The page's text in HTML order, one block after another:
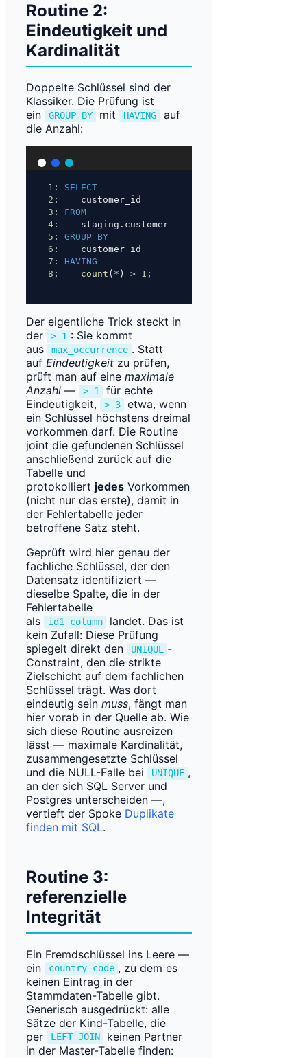
Routine 2:
Eindeutigkeit und
Kardinalität
Doppelte Schlüssel sind der
Klassiker. Die Prüfung ist
ein
GROUP BY mit HAVING
auf
die Anzahl:
1 : SELECT
2 :    customer_id
3 : FROM
4 :    staging.customer
5 : GROUP BY
6 :    customer_id
7 : HAVING
8 : count ( * ) > 1 ;
Der eigentliche Trick steckt in
der
> 1 : Sie kommt
aus
max_occurrence . Statt
auf Eindeutigkeit zu prüfen,
prüft man auf eine maximale
Anzahl — > 1
für echte
Eindeutigkeit,
> 3
etwa, wenn
ein Schlüssel höchstens dreimal
vorkommen darf. Die Routine
joint die gefundenen Schlüssel
anschließend zurück auf die
Tabelle und
protokolliert jedes Vorkommen
(nicht nur das erste), damit in
der Fehlertabelle jeder
betroffene Satz steht.
Geprüft wird hier genau der
fachliche Schlüssel, der den
Datensatz identifiziert —
dieselbe Spalte, die in der
Fehlertabelle
als
id1_column
landet. Das ist
kein Zufall: Diese Prüfung
spiegelt direkt den
UNIQUE -
Constraint, den die strikte
Zielschicht auf dem fachlichen
Schlüssel trägt. Was dort
eindeutig sein muss, fängt man
hier vorab in der Quelle ab. Wie
sich diese Routine ausreizen
lässt — maximale Kardinalität,
zusammengesetzte Schlüssel
und die NULL-Falle bei
UNIQUE ,
an der sich SQL Server und
Postgres unterscheiden —,
vertieft der Spoke Duplikate
finden mit SQL.
Routine 3:
referenzielle
Integrität
Ein Fremdschlüssel ins Leere —
ein
country_code , zu dem es
keinen Eintrag in der
Stammdaten-Tabelle gibt.
Generisch ausgedrückt: alle
Sätze der Kind-Tabelle, die
per
LEFT JOIN
keinen Partner
in der Master-Tabelle finden: